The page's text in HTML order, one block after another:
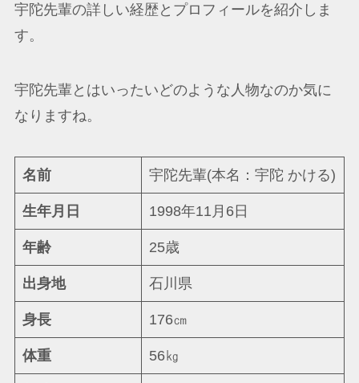
宇陀先輩の詳しい経歴とプロフィールを紹介しま
す。
宇陀先輩とはいったいどのような人物なのか気に
なりますね。
名前 宇陀先輩(本名：宇陀 かける)
生年月日 1998年11月6日
年齢 25歳
出身地 石川県
身長 176㎝
体重 56㎏